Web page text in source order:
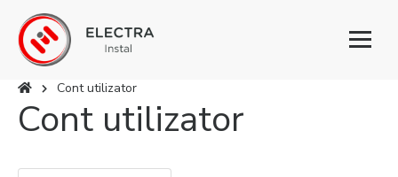
Eşti aici
Cont utilizator
Cont utilizator